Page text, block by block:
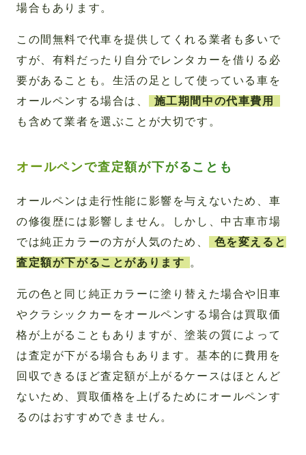
場合もあります。
この間無料で代車を提供してくれる業者も多いで
すが、有料だったり自分でレンタカーを借りる必
要があることも。生活の足として使っている車を
オールペンする場合は、
施工期間中の代車費用
も含めて業者を選ぶことが大切です。
オールペンで査定額が下がることも
オールペンは走行性能に影響を与えないため、車
の修復歴には影響しません。しかし、中古車市場
では純正カラーの方が人気のため、
色を変えると
査定額が下がることがあります
。
元の色と同じ純正カラーに塗り替えた場合や旧車
やクラシックカーをオールペンする場合は買取価
格が上がることもありますが、塗装の質によって
は査定が下がる場合もあります。基本的に費用を
回収できるほど査定額が上がるケースはほとんど
ないため、買取価格を上げるためにオールペンす
るのはおすすめできません。